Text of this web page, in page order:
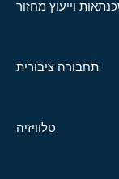
וייעוץ מחזור
תחבורה ציבורית
טלוויזיה